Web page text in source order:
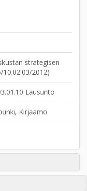
strategisen
10.02.03/2012)
Lausunto
Kirjaamo